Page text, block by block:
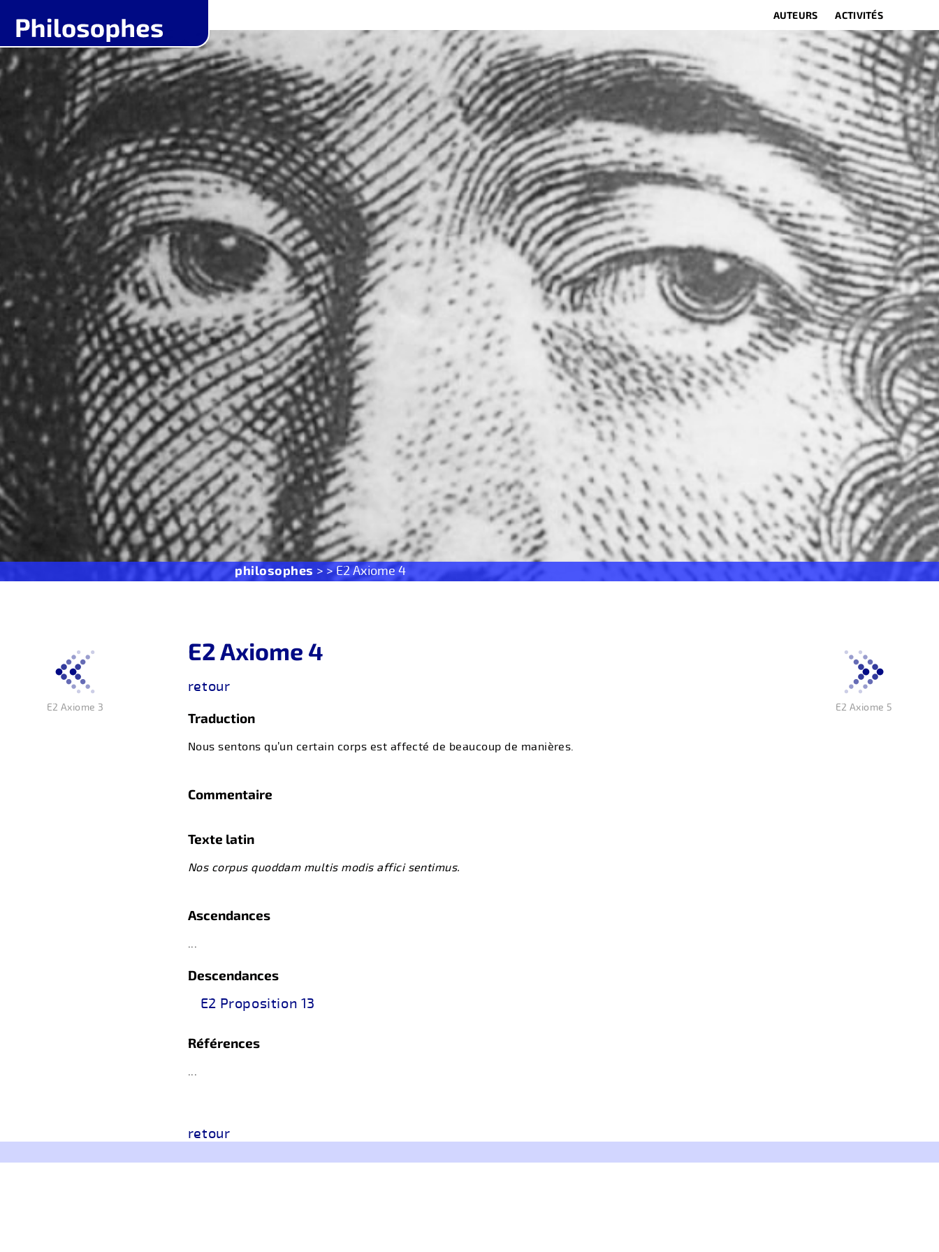
AUTEURS ACTIVITÉS
philosophes > > E2 Axiome 4
E2 Axiome 3 E2 Axiome 5
E2 Axiome 4
retour
Traduction
Nous sentons qu’un certain corps est affecté de beaucoup de manières.
Commentaire
Texte latin
Nos corpus quoddam multis modis affici sentimus.
Ascendances
Descendances
E2 Proposition 13
Références
retour